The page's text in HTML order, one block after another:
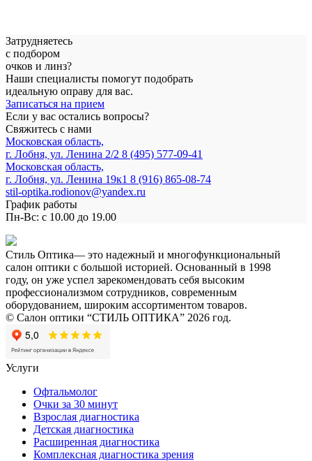
Затрудняетесь
с подбором
очков и линз?
Наши специалисты помогут подобрать
идеальную оправу для вас.
Записаться на прием
Если у вас остались вопросы?
Свяжитесь с нами
Московская область,
г. Лобня, ул. Ленина 2/2 8 (495) 577-09-41
Московская область,
г. Лобня, ул. Ленина 19к1 8 (916) 865-08-74
stil-optika.rodionov@yandex.ru
График работы
Пн-Вс: с 10.00 до 19.00
Стиль Оптика— это надежный и многофункциональный
салон оптики с большой историей. Основанный в 1998
году, он уже успел зарекомендовать себя высоким
профессионализмом сотрудников, современным
оборудованием, широким ассортиментом товаров.
© Салон оптики “СТИЛЬ ОПТИКА” 2026 год.
Услуги
Офтальмолог
Очки за 30 минут
Взрослая диагностика
Детская диагностика
Расширенная диагностика
Комплексная диагностика зрения